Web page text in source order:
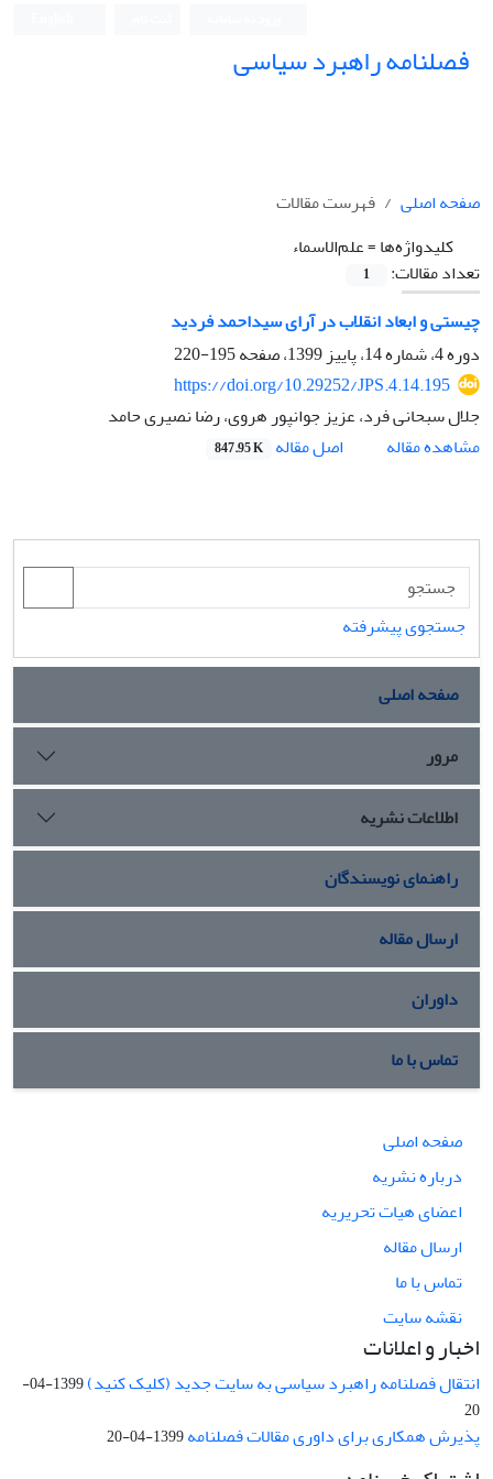
فصلنامه راهبرد سیاسی
صفحه اصلی
فهرست مقالات
کلیدواژه‌ها =علم‌الاسماء
تعداد مقالات:
1
چیستی و ابعاد انقلاب در آرای سیداحمد فردید
دوره 4، شماره 14، پاییز 1399، صفحه
195-220
https://doi.org/10.29252/JPS.4.14.195
جلال سبحانی فرد، عزیز جوانپور هروی، رضا نصیری حامد
مشاهده مقاله
اصل مقاله 847.95 K
جستجوی پیشرفته
صفحه اصلی
مرور
اطلاعات نشریه
راهنمای نویسندگان
ارسال مقاله
داوران
تماس با ما
صفحه اصلی
درباره نشریه
اعضای هیات تحریریه
ارسال مقاله
تماس با ما
نقشه سایت
اخبار و اعلانات
انتقال فصلنامه راهبرد سیاسی به سایت جدید (کلیک کنید)
1399-04-
20
پذیرش همکاری برای داوری مقالات فصلنامه1399-04-20